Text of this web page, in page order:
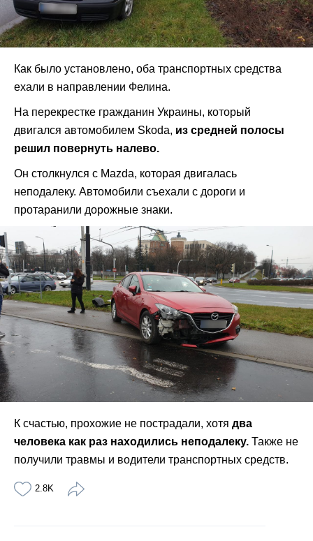
Как было установлено, оба транспортных средства
ехали в направлении Фелина.
На перекрестке гражданин Украины, который
двигался автомобилем Skoda, из средней полосы
решил повернуть налево.
Он столкнулся с Mazda, которая двигалась
неподалеку. Автомобили съехали с дороги и
протаранили дорожные знаки.
К счастью, прохожие не пострадали, хотя два
человека как раз находились неподалеку. Также не
получили травмы и водители транспортных средств.
2.8K